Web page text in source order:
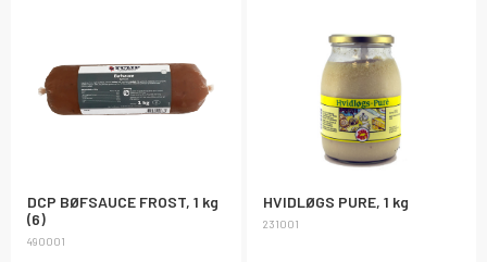
DCP BØFSAUCE FROST, 1 kg
(6)
490001
HVIDLØGS PURE, 1 kg
231001